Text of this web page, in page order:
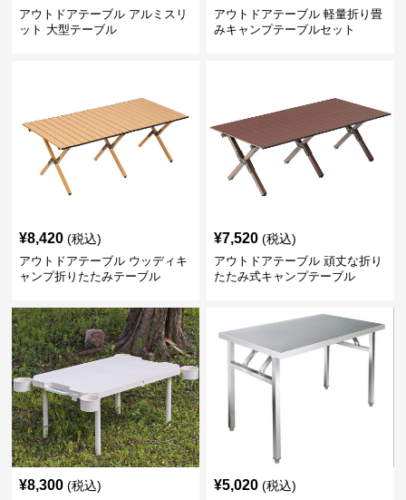
アウトドアテーブル アルミスリ
ット 大型テーブル
アウトドアテーブル 軽量折り畳
みキャンプテーブルセット
¥8,420 (税込)
アウトドアテーブル ウッディキ
ャンプ折りたたみテーブル
¥7,520 (税込)
アウトドアテーブル 頑丈な折り
たたみ式キャンプテーブル
¥8,300 (税込) ¥5,020 (税込)